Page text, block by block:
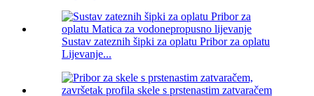
Sustav zateznih šipki za oplatu Pribor za oplatu
Lijevanje...